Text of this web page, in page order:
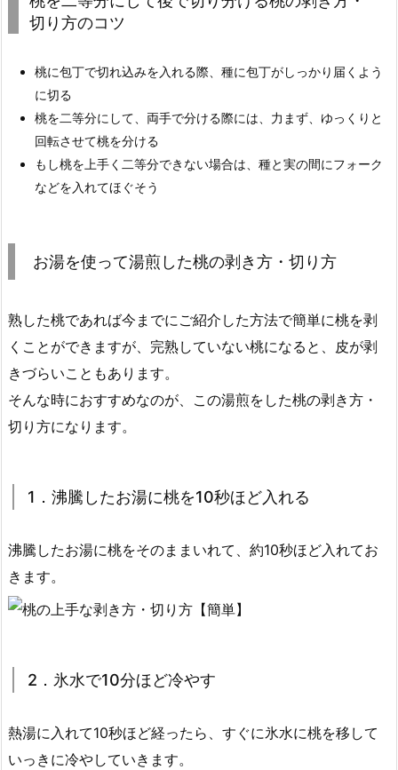
切り方のコツ
桃に包丁で切れ込みを入れる際、種に包丁がしっかり届くよう
に切る
桃を二等分にして、両手で分ける際には、力まず、ゆっくりと
回転させて桃を分ける
もし桃を上手く二等分できない場合は、種と実の間にフォーク
などを入れてほぐそう
お湯を使って湯煎した桃の剥き方・切り方
熟した桃であれば今までにご紹介した方法で簡単に桃を剥
くことができますが、完熟していない桃になると、皮が剥
きづらいこともあります。
そんな時におすすめなのが、この湯煎をした桃の剥き方・
切り方になります。
1．沸騰したお湯に桃を10秒ほど入れる
沸騰したお湯に桃をそのままいれて、約10秒ほど入れてお
きます。
2．氷水で10分ほど冷やす
熱湯に入れて10秒ほど経ったら、すぐに氷水に桃を移して
いっきに冷やしていきます。